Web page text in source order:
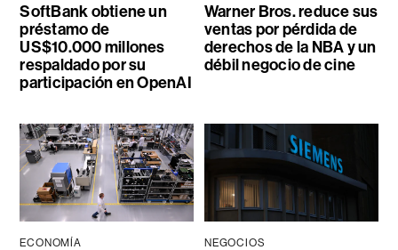
SoftBank obtiene un
préstamo de
US$10.000 millones
respaldado por su
participación en OpenAI
Warner Bros. reduce sus
ventas por pérdida de
derechos de la NBA y un
débil negocio de cine
ECONOMÍA NEGOCIOS